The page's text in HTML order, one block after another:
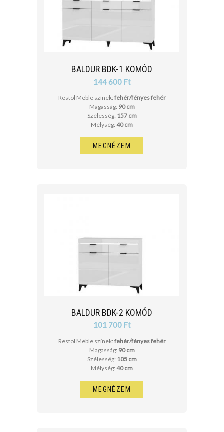
BALDUR BDK-1 KOMÓD
144 600 Ft
Restol Meble színek: fehér/fényes fehér
Magasság: 90 cm
Szélesség: 157 cm
Mélység: 40 cm
MEGNÉZEM
BALDUR BDK-2 KOMÓD
101 700 Ft
Restol Meble színek: fehér/fényes fehér
Magasság: 90 cm
Szélesség: 105 cm
Mélység: 40 cm
MEGNÉZEM